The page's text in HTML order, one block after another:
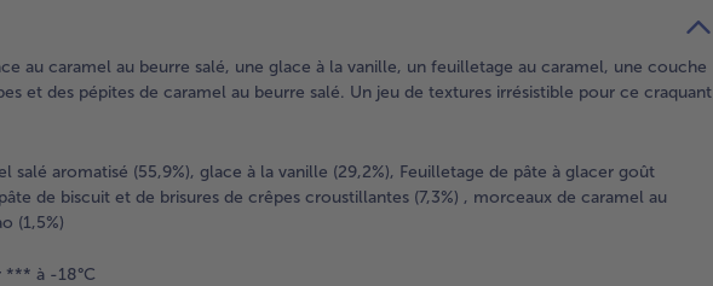
au caramel au beurre salé, une glace à la vanille, un feuilletage au caramel, une couche
et des pépites de caramel au beurre salé. Un jeu de textures irrésistible pour ce craquant
salé aromatisé (55,9%), glace à la vanille (29,2%), Feuilletage de pâte à glacer goût
de biscuit et de brisures de crêpes croustillantes (7,3%) , morceaux de caramel au
(1,5%)
*** à -18°C